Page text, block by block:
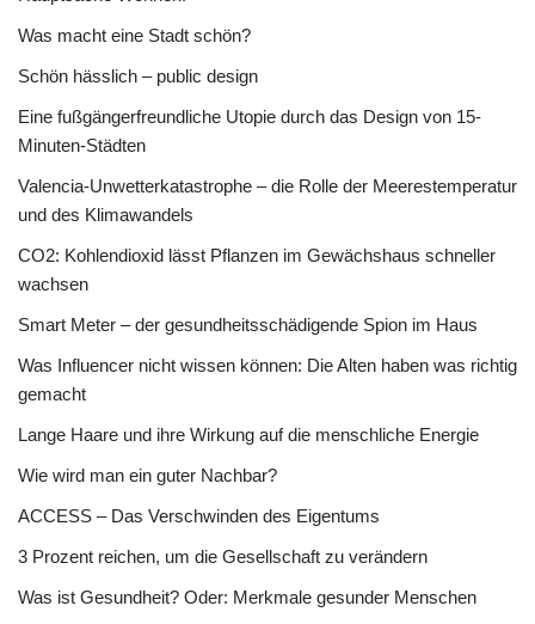
Was macht eine Stadt schön?
Schön hässlich – public design
Eine fußgängerfreundliche Utopie durch das Design von 15-
Minuten-Städten
Valencia-Unwetterkatastrophe – die Rolle der Meerestemperatur
und des Klimawandels
CO2: Kohlendioxid lässt Pflanzen im Gewächshaus schneller
wachsen
Smart Meter – der gesundheitsschädigende Spion im Haus
Was Influencer nicht wissen können: Die Alten haben was richtig
gemacht
Lange Haare und ihre Wirkung auf die menschliche Energie
Wie wird man ein guter Nachbar?
ACCESS – Das Verschwinden des Eigentums
3 Prozent reichen, um die Gesellschaft zu verändern
Was ist Gesundheit? Oder: Merkmale gesunder Menschen